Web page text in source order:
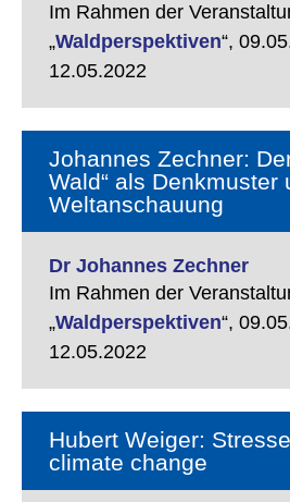
Im Rahmen der
„Waldperspektiven“,
12.05.2022
Johannes Zechner:
Wald“ als Denkmuster
Weltanschauung
Dr Johannes Zechner
Im Rahmen der
„Waldperspektiven“,
12.05.2022
Hubert Weiger:
climate change